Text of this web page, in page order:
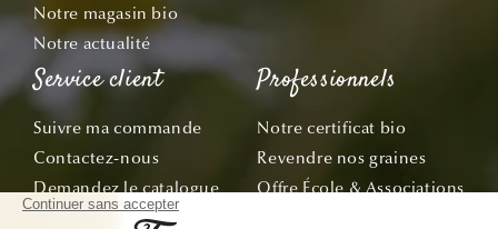
Notre magasin bio
Notre actualité
Service client
Suivre ma commande
Contactez-nous
Demandez le catalogue
Bon de commande
Professionnels
Notre certificat bio
Revendre nos graines
Offre École & Associations